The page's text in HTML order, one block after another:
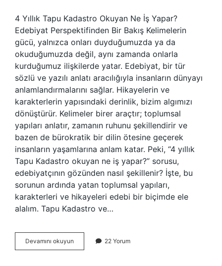
4 Yıllık Tapu Kadastro Okuyan Ne İş Yapar?
Edebiyat Perspektifinden Bir Bakış Kelimelerin
gücü, yalnızca onları duyduğumuzda ya da
okuduğumuzda değil, aynı zamanda onlarla
kurduğumuz ilişkilerde yatar. Edebiyat, bir tür
sözlü ve yazılı anlatı aracılığıyla insanların dünyayı
anlamlandırmalarını sağlar. Hikayelerin ve
karakterlerin yapısındaki derinlik, bizim algımızı
dönüştürür. Kelimeler birer araçtır; toplumsal
yapıları anlatır, zamanın ruhunu şekillendirir ve
bazen de bürokratik bir dilin ötesine geçerek
insanların yaşamlarına anlam katar. Peki, “4 yıllık
Tapu Kadastro okuyan ne iş yapar?” sorusu,
edebiyatçının gözünden nasıl şekillenir? İşte, bu
sorunun ardında yatan toplumsal yapıları,
karakterleri ve hikayeleri edebi bir biçimde ele
alalım. Tapu Kadastro ve…
Devamını okuyun
Yıllık
22 Yorum